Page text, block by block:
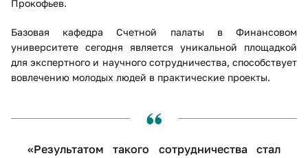
Прокофьев.
Базовая кафедра Счетной палаты в Финансовом
университете сегодня является уникальной площадкой
для экспертного и научного сотрудничества, способствует
вовлечению молодых людей в практические проекты.
«Результатом такого сотрудничества стал